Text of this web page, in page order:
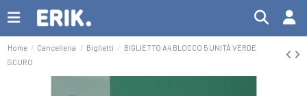
Home Cancelleria Biglietti
BIGLIETTO A4 BLOCCO 5 UNITÀ VERDE
SCURO